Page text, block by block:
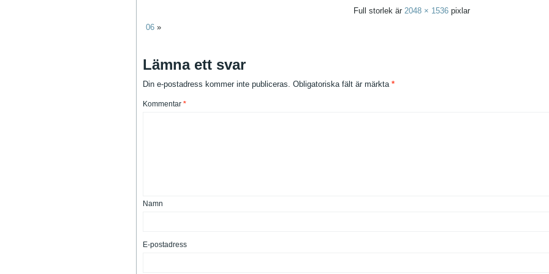
Full storlek är 2048 × 1536 pixlar
06 »
Lämna ett svar
Din e-postadress kommer inte publiceras. Obligatoriska fält är märkta *
Kommentar *
Namn
E-postadress